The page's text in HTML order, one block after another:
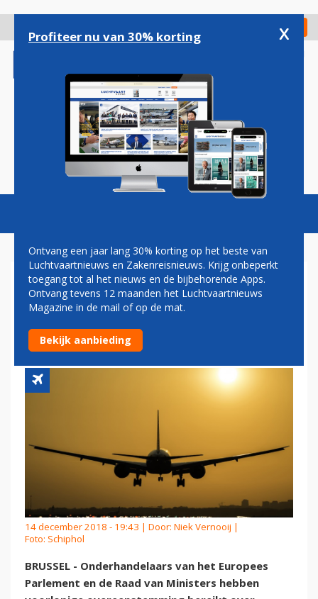
gaan
Check in
Magazine Podcasts Vacatures
EUROPEES AKKOORD OVER
ONEERLIJKE CONCURRENTIE
LUCHTVAART
14 december 2018 - 19:43 | Door: Niek Vernooij |
Foto: Schiphol
BRUSSEL - Onderhandelaars van het Europees
Parlement en de Raad van Ministers hebben
Profiteer nu van 30% korting x
Ontvang een jaar lang 30% korting op het beste van
Luchtvaartnieuws en Zakenreisnieuws. Krijg onbeperkt
toegang tot al het nieuws en de bijbehorende Apps.
Ontvang tevens 12 maanden het Luchtvaartnieuws
Magazine in de mail of op de mat.
Bekijk aanbieding